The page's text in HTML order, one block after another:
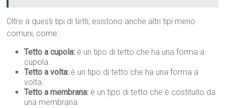
Oltre a questi tipi di tetti, esistono anche altri tipi meno
comuni, come:
Tetto a cupola: è un tipo di tetto che ha una forma a
cupola.
Tetto a volta: è un tipo di tetto che ha una forma a
volta.
Tetto a membrana: è un tipo di tetto che è costituito da
una membrana.